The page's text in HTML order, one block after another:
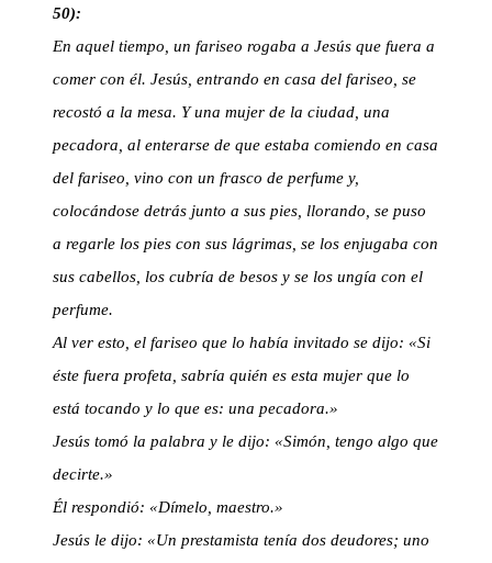
50):
En aquel tiempo, un fariseo rogaba a Jesús que fuera a
comer con él. Jesús, entrando en casa del fariseo, se
recostó a la mesa. Y una mujer de la ciudad, una
pecadora, al enterarse de que estaba comiendo en casa
del fariseo, vino con un frasco de perfume y,
colocándose detrás junto a sus pies, llorando, se puso
a regarle los pies con sus lágrimas, se los enjugaba con
sus cabellos, los cubría de besos y se los ungía con el
perfume.
Al ver esto, el fariseo que lo había invitado se dijo: «Si
éste fuera profeta, sabría quién es esta mujer que lo
está tocando y lo que es: una pecadora.»
Jesús tomó la palabra y le dijo: «Simón, tengo algo que
decirte.»
Él respondió: «Dímelo, maestro.»
Jesús le dijo: «Un prestamista tenía dos deudores; uno